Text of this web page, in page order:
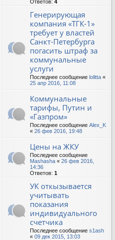
Ответов: 4
Генерирующая
компания «ТГК-1»
требует у властей
Санкт-Петербурга
погасить штраф за
коммунальные
услуги
Последнее сообщение lolitta «
25 апр 2016, 11:08
Коммунальные
тарифы, Путин и
«Газпром»
Последнее сообщение Alex_K
« 26 фев 2016, 19:48
Цены на ЖКУ
Последнее сообщение
Mashasha « 26 фев 2016,
14:36
Ответов: 1
УК откызывается
учитывать
показания
индивидуального
счетчика
Последнее сообщение s1ash
« 09 дек 2015, 13:03